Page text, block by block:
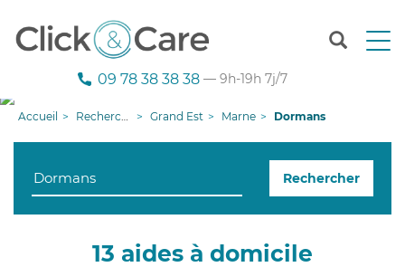
T
n
g
09 78 38 38 38 — 9h-19h 7j/7
Accueil Recherche aide à domicile Grand Est Marne Dormans
Rechercher
13 aides à domicile